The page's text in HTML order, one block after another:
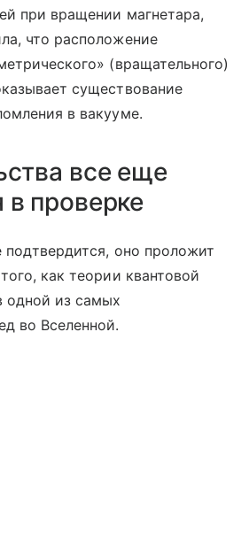
при вращении магнетара,
что расположение
(вращательного)
существование
в вакууме.
все еще
проверке
подтвердится, оно проложит
как теории квантовой
одной из самых
во Вселенной.